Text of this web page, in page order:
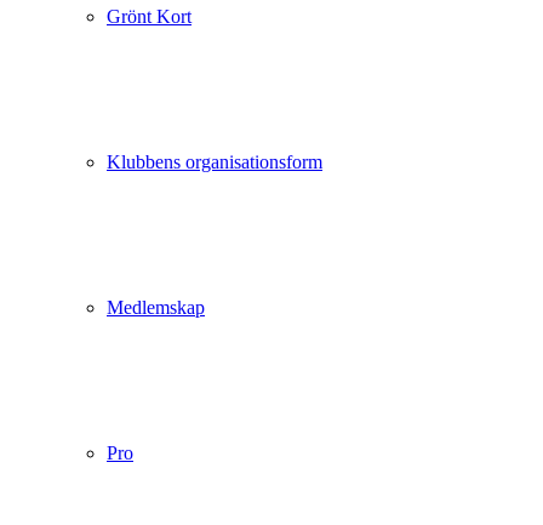
Grönt Kort
Klubbens organisationsform
Medlemskap
Pro